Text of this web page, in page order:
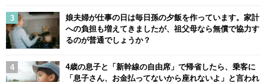
娘夫婦が仕事の日は毎日孫の夕飯を作っています。家計
への負担も増えてきましたが、祖父母なら無償で協力す
るのが普通でしょうか？
4歳の息子と「新幹線の自由席」で帰省したら、乗客に
「息子さん、お金払ってないから座れないよ」と言われ